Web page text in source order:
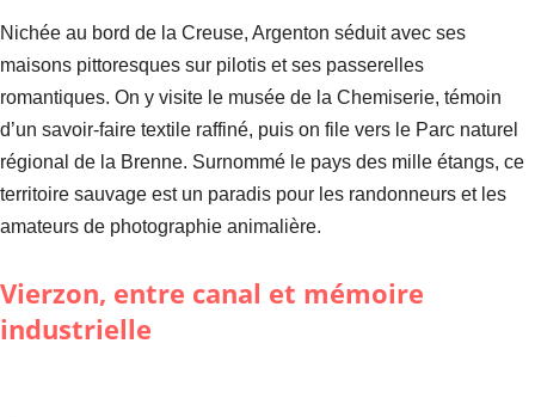
Nichée au bord de la Creuse, Argenton séduit avec ses
maisons pittoresques sur pilotis et ses passerelles
romantiques. On y visite le musée de la Chemiserie, témoin
d’un savoir-faire textile raffiné, puis on file vers le Parc naturel
régional de la Brenne. Surnommé le pays des mille étangs, ce
territoire sauvage est un paradis pour les randonneurs et les
amateurs de photographie animalière.
Vierzon, entre canal et mémoire
industrielle